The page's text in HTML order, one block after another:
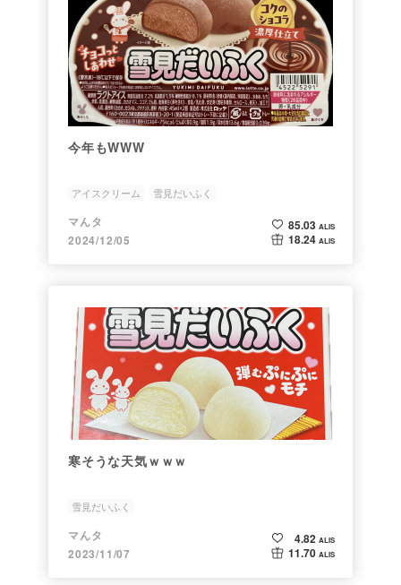
今年もWWW
アイスクリーム 雪見だいふく
マんタ
2024/12/05
85.03 ALIS
18.24 ALIS
寒そうな天気ｗｗｗ
雪見だいふく
マんタ
2023/11/07
4.82 ALIS
11.70 ALIS